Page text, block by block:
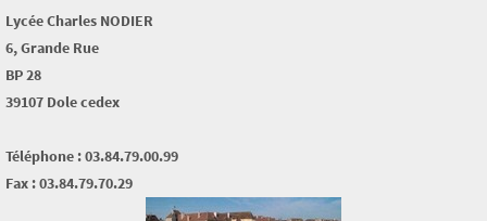
Lycée Charles NODIER
6, Grande Rue
BP 28
39107 Dole cedex
Téléphone : 03.84.79.00.99
Fax : 03.84.79.70.29